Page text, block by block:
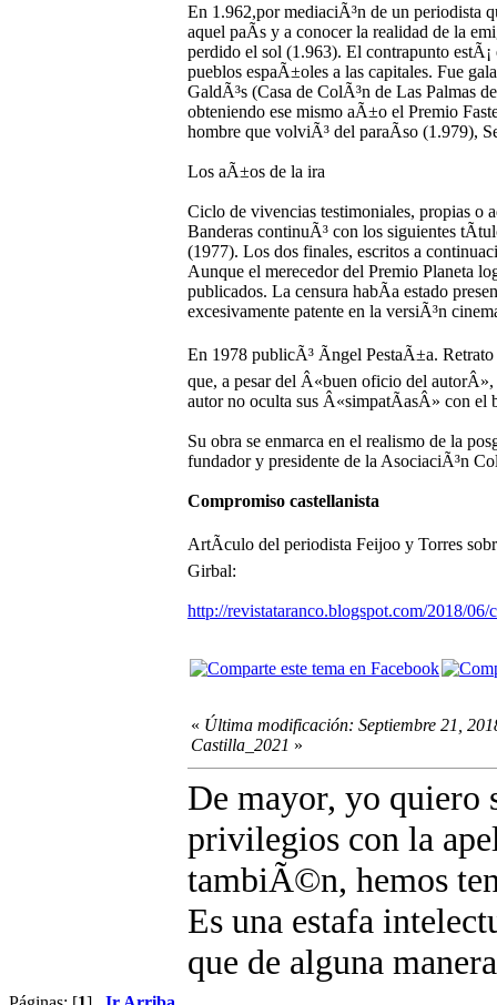
En 1.962,por mediaciÃ³n de un periodista
aquel paÃ­s y a conocer la realidad de la
perdido el sol (1.963). El contrapunto
pueblos espaÃ±oles a las capitales. Fue
GaldÃ³s (Casa de ColÃ³n de Las Palmas
obteniendo ese mismo aÃ±o el Premio
hombre que volviÃ³ del paraÃ­so (1.979),
Los aÃ±os de la ira
Ciclo de vivencias testimoniales, propias o
Banderas continuÃ³ con los siguientes
(1977). Los dos finales, escritos a
Aunque el merecedor del Premio Planeta
publicados. La censura habÃ­a estado
excesivamente patente en la versiÃ³n
En 1978 publicÃ³ Ãngel PestaÃ±a.
que, a pesar del Â«buen oficio del
autor no oculta sus Â«simpatÃ­asÂ» con el
Su obra se enmarca en el realismo de la
fundador y presidente de la AsociaciÃ³n
Compromiso castellanista
ArtÃ­culo del periodista Feijoo y Torres
Girbal:
http://revistataranco.blogspot.com/2018/
« Última modificación: Septiembre 21,
Castilla_2021 »
De mayor, yo quiero
privilegios con la
tambiÃ©n, hemos
Es una estafa
que de alguna